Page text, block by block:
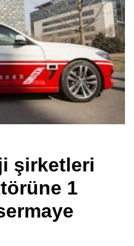
şirketleri
1